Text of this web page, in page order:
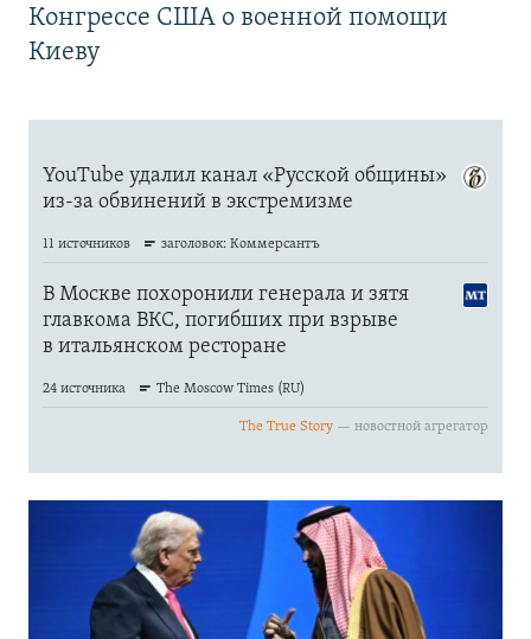
Конгрессе США о военной помощи
Киеву